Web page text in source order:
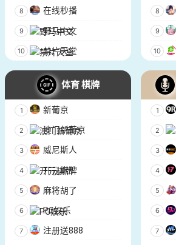
在线秒播
野马中文
禁片天堂
体育 棋牌
新葡京
澳门新葡京
威尼斯人
开元棋牌
麻将胡了
PG娱乐
注册送888